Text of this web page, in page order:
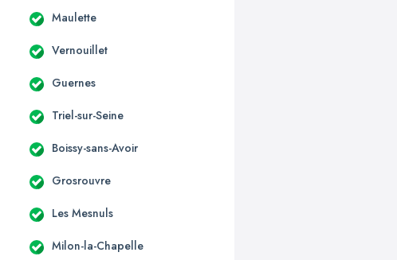
Maulette
Vernouillet
Guernes
Triel-sur-Seine
Boissy-sans-Avoir
Grosrouvre
Les Mesnuls
Milon-la-Chapelle